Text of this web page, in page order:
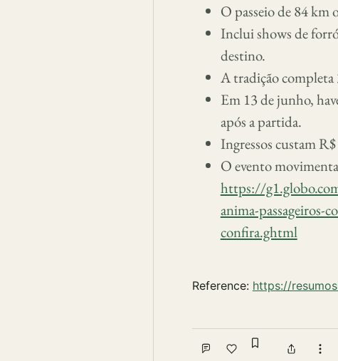
O passeio de 84 km
Inclui shows de
destino.
A tradição
Em 13 de junho,
após a partida.
Ingressos custam
O evento
https://
anima-passageiros-
confira.ghtml
Reference: https://
Comment
Like
Sign in to
Share